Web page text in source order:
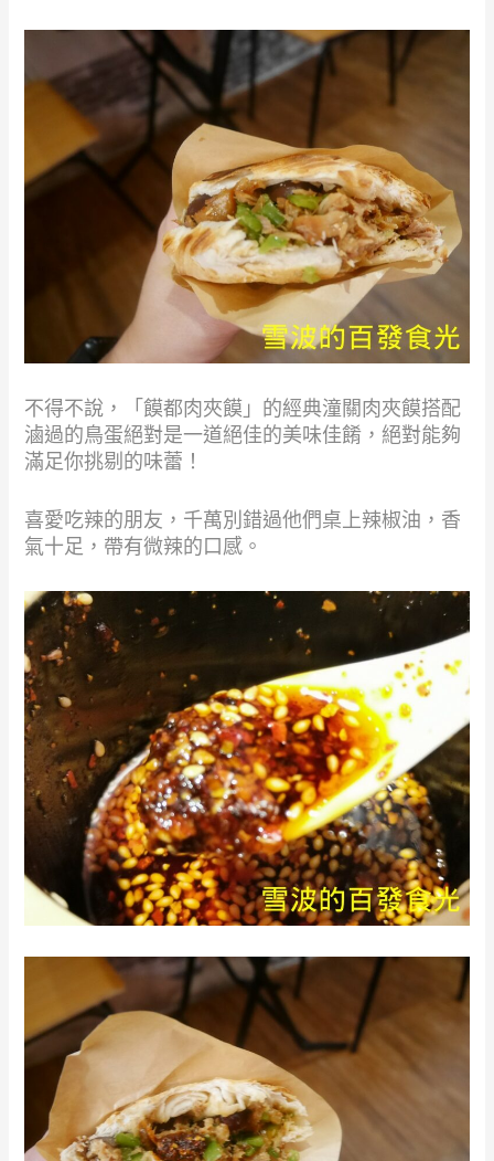
不得不說，「饃都肉夾饃」的經典潼關肉夾饃搭配
滷過的鳥蛋絕對是一道絕佳的美味佳餚，絕對能夠
滿足你挑剔的味蕾！
喜愛吃辣的朋友，千萬別錯過他們桌上辣椒油，香
氣十足，帶有微辣的口感。